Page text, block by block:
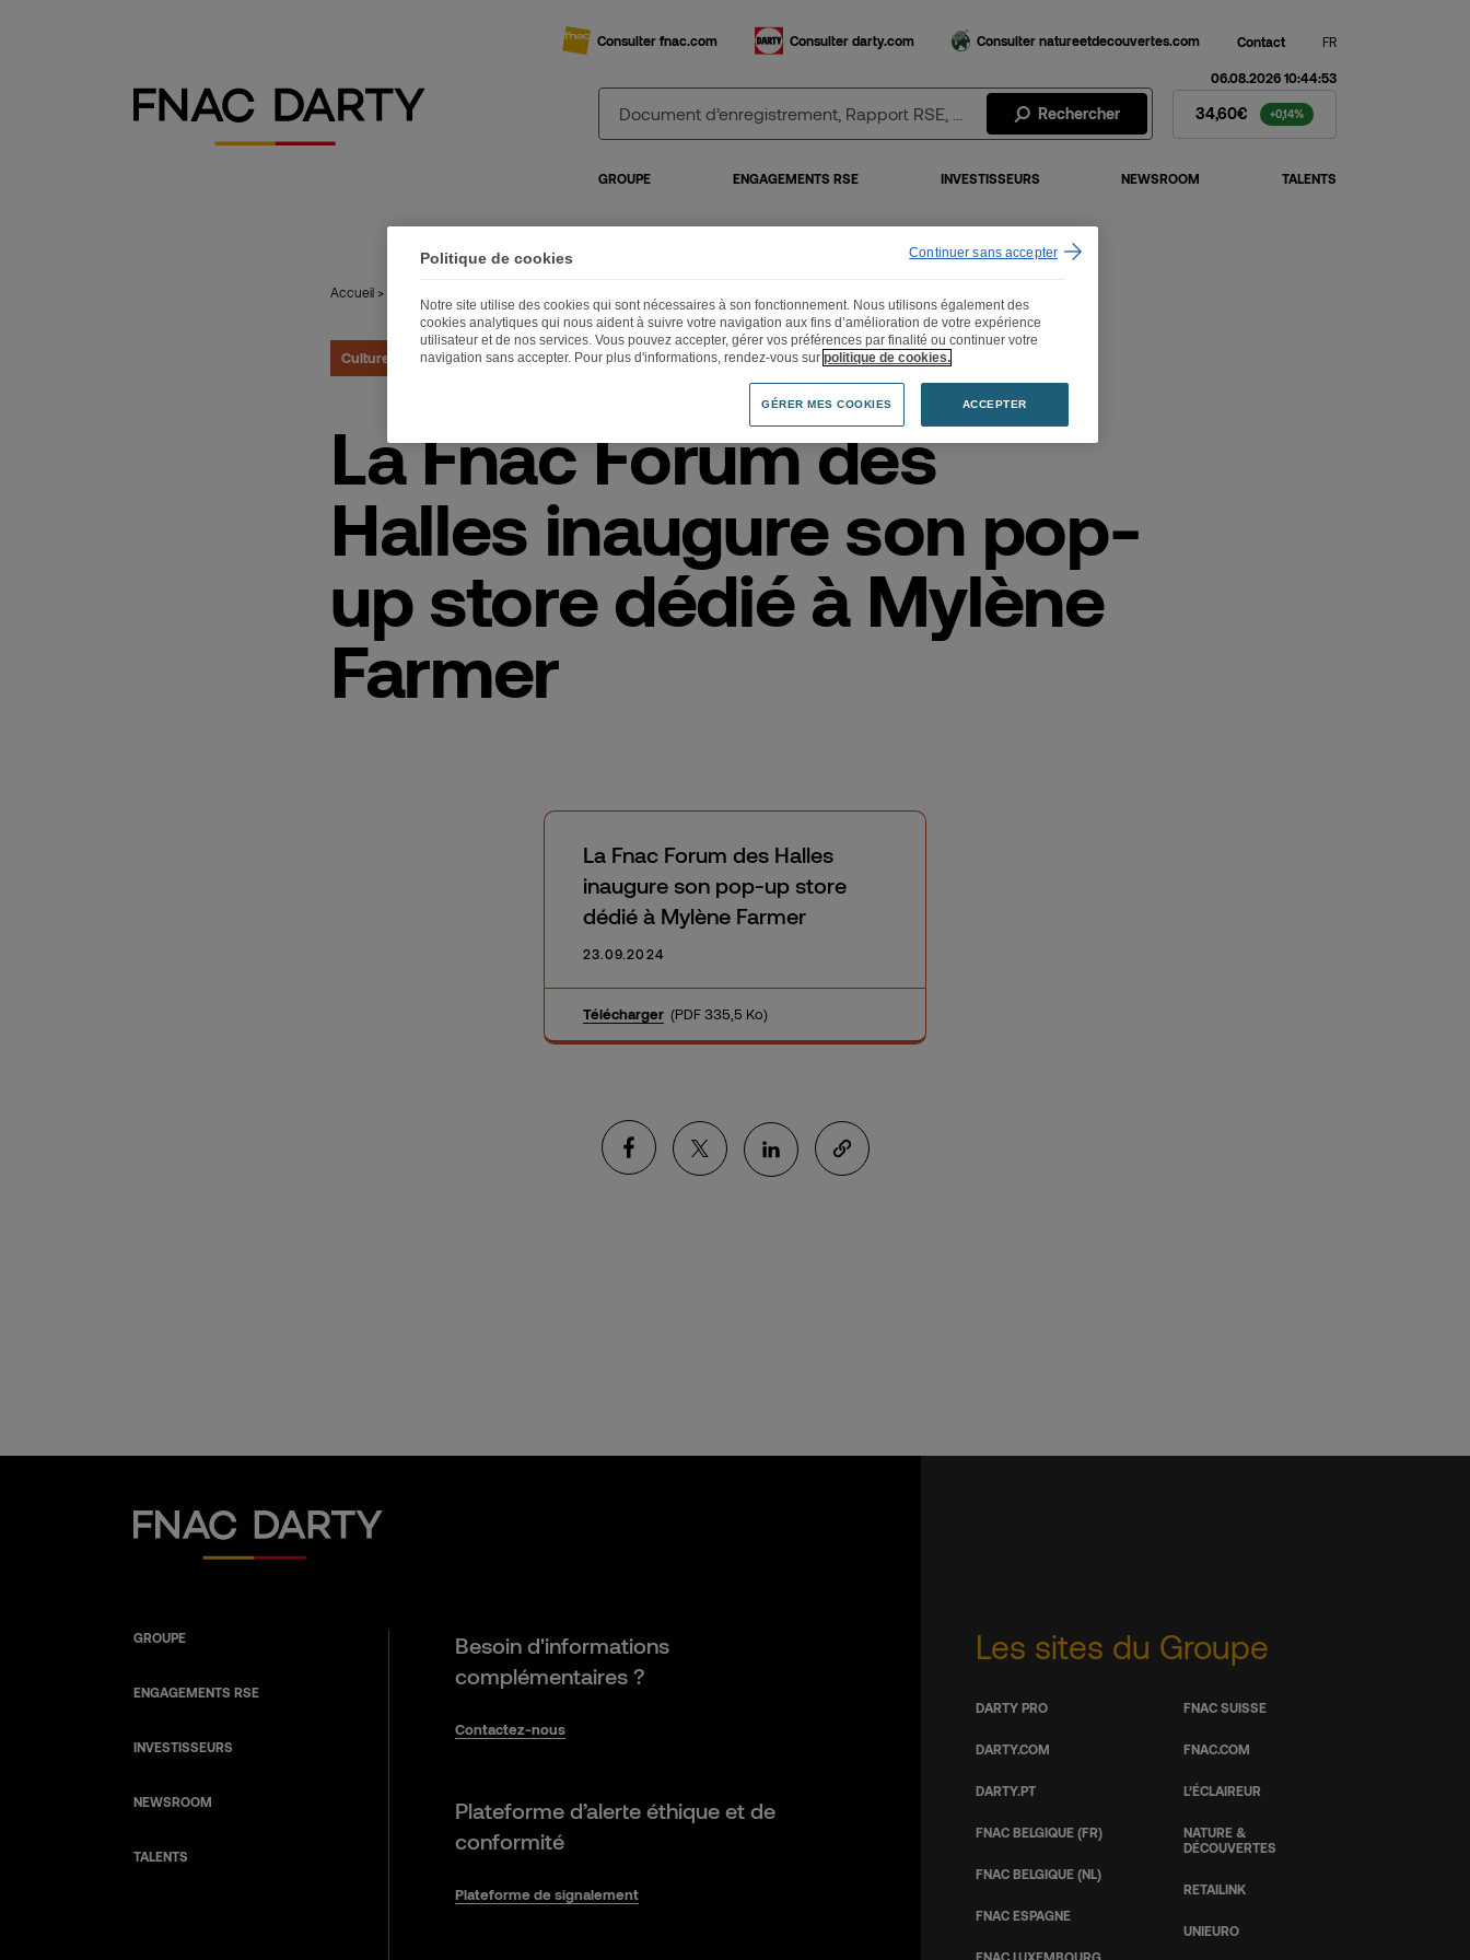
Consulter fnac.com Consulter darty.com Consulter natureetdecouvertes.com Contact FR
Rechercher Action Fnac Darty - Cours de
06.08.2026 10:44:53
34,60€ +0,14%
GROUPE ENGAGEMENTS RSE INVESTISSEURS NEWSROOM TALENTS
Accueil >
Culture 23.09.2024
La Fnac Forum des
Halles inaugure son pop-
up store dédié à Mylène
Farmer
La Fnac Forum des Halles
inaugure son pop-up store
dédié à Mylène Farmer
23.09.2024
Télécharger (PDF 335,5 Ko)
Fnac Darty
GROUPE
ENGAGEMENTS RSE
INVESTISSEURS
NEWSROOM
TALENTS
Besoin d'informations
complémentaires ?
Contactez-nous
Plateforme d’alerte éthique et de
conformité
Plateforme de signalement
Les sites du Groupe
DARTY PRO
DARTY.COM
DARTY.PT
FNAC BELGIQUE (FR)
FNAC BELGIQUE (NL)
FNAC ESPAGNE
FNAC LUXEMBOURG
FNAC SUISSE
FNAC.COM
L’ÉCLAIREUR
NATURE &
DÉCOUVERTES
RETAILINK
UNIEURO
Politique de cookies
Notre site utilise des cookies qui sont nécessaires à son fonctionnement. Nous utilisons également des
cookies analytiques qui nous aident à suivre votre navigation aux fins d’amélioration de votre expérience
utilisateur et de nos services. Vous pouvez accepter, gérer vos préférences par finalité ou continuer votre
navigation sans accepter. Pour plus d'informations, rendez-vous sur politique de cookies.
GÉRER MES COOKIES ACCEPTER
Continuer sans accepter